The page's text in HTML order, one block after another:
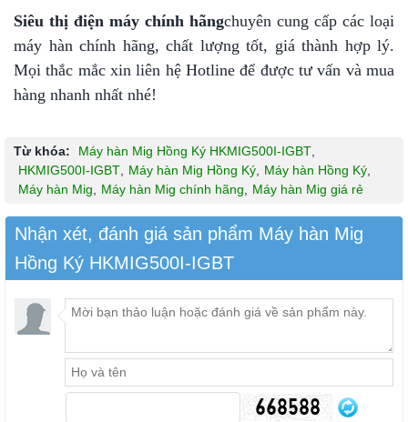
Siêu thị điện máy chính hãngchuyên cung cấp các loại
máy hàn chính hãng, chất lượng tốt, giá thành hợp lý.
Mọi thắc mắc xin liên hệ Hotline để được tư vấn và mua
hàng nhanh nhất nhé!
Từ khóa: Máy hàn Mig Hồng Ký HKMIG500I-IGBT
HKMIG500I-IGBT
Máy hàn Mig Hồng Ký Máy hàn Hồng Ký
Máy hàn Mig
Máy hàn Mig chính hãng Máy hàn Mig giá rẻ
Nhận xét, đánh giá sản phẩm Máy hàn Mig
Hồng Ký HKMIG500I-IGBT